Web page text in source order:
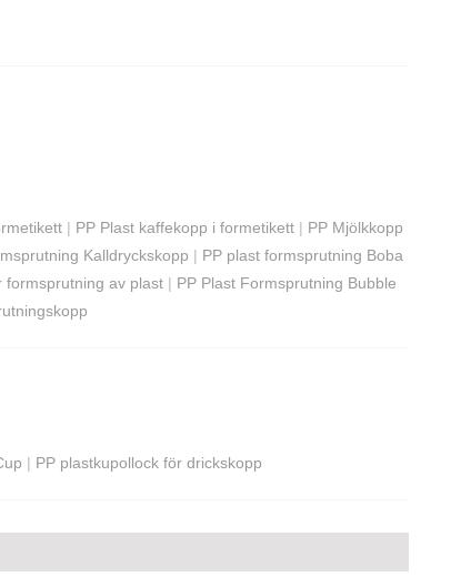
| PP Plast kaffekopp i formetikett | PP Mjölkkopp
Kalldryckskopp | PP plast formsprutning Boba
formsprutning av plast | PP Plast Formsprutning Bubble
| PP plastkupollock för drickskopp